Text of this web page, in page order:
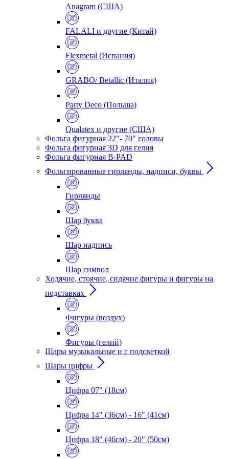
Anagram (США)
FALALI и другие (Китай)
Flexmetal (Испания)
GRABO/ Betallic (Италия)
Party Deco (Польша)
Qualatex и другие (США)
Фольга фигурная 22"- 70" головы
Фольга фигурная 3D для гелия
Фольга фигурная B-PAD
Фольгированные гирлянды, надписи, буквы
Гирлянды
Шар буква
Шар надпись
Шар символ
Ходячие, стоячие, сидячие фигуры и фигуры на
подставках
Фигуры (воздух)
Фигуры (гелий)
Шары музыкальные и с подсветкой
Шары цифры
Цифра 07" (18см)
Цифра 14" (36см) - 16" (41см)
Цифра 18" (46см) - 20" (50см)